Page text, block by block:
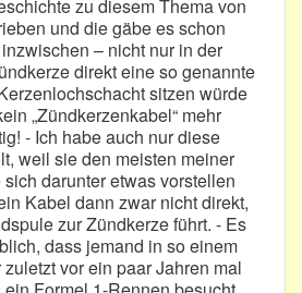
zu diesem Thema von
und die gäbe es schon
– nicht nur in der
direkt eine so genannte
sitzen würde
„Zündkerzenkabel“ mehr
- Ich habe auch nur diese
weil sie den meisten meiner
darunter etwas vorstellen
Kabel dann zwar nicht direkt,
zur Zündkerze führt. - Es
dass jemand in so einem
vor ein paar Jahren mal